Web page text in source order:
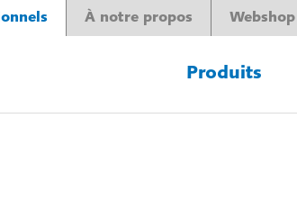
À notre propos Webshop
Produits